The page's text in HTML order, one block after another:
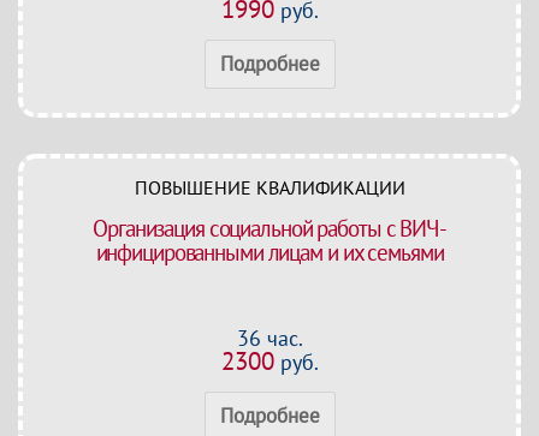
1990руб.
Подробнее
ПОВЫШЕНИЕ КВАЛИФИКАЦИИ
Организация социальной работы с ВИЧ-
инфицированными лицам и их семьями
36 час.
2300руб.
Подробнее